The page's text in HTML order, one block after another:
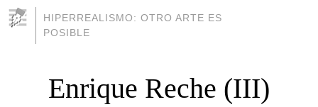
HIPERREALISMO: OTRO ARTE ES
POSIBLE
Enrique Reche (III)